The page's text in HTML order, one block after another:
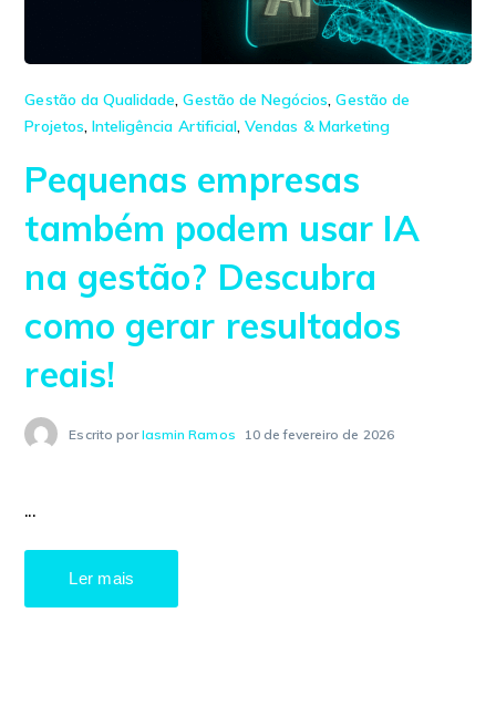
Gestão da Qualidade,Gestão de Negócios,Gestão de
Projetos, Inteligência Artificial,Vendas & Marketing
Pequenas empresas
também podem usar IA
na gestão? Descubra
como gerar resultados
reais!
Escrito porIasmin Ramos 10 de fevereiro de 2026
...
Ler mais